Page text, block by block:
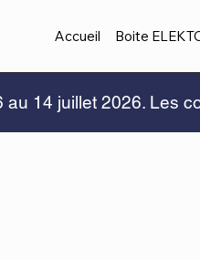
Accueil Boite
au 14 juillet 2026. Les